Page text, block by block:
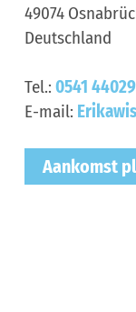
49074
Deutschland
Tel.: 0541
E-mail:
Aankomst